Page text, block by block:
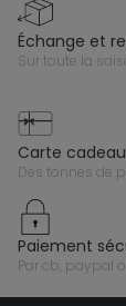
échange et
sur toute la
carte cadeau
des tonnes de
paiement
par cb, paypal